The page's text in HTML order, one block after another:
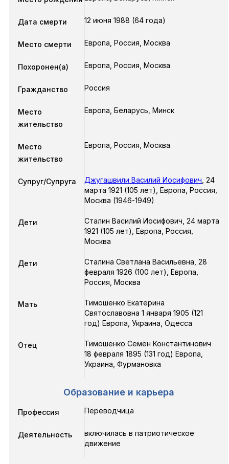
Дата смерти 12 июня 1988 (64 года)
Место смерти Европа, Россия, Москва
Похоронен(a) Европа, Россия, Москва
Гражданство Россия
Место
жительство
Европа, Беларусь, Минск
Место
жительство
Европа, Россия, Москва
Супруг/Супруга Джугашвили Василий Иосифович 24
марта 1921 (105 лет), Европа, Россия,
Москва (1946-1949)
Дети Сталин Василий Иосифович 24 марта
1921 (105 лет), Европа, Россия,
Москва
Дети Сталина Светлана Васильевна 28
февраля 1926 (100 лет), Европа,
Россия, Москва
Мать
Тимошенко Екатерина
Святославовна 1 января 1905 (121
год) Европа, Украина, Одесса
Отец
Тимошенко Семён Константинович
18 февраля 1895 (131 год) Европа,
Украина, Фурмановка
Образование и карьера
Профессия Переводчица
Деятельность
включилась в патриотическое
движение